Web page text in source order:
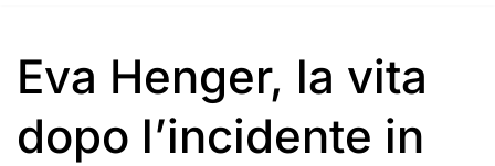
Eva Henger, la vita
dopo l’incidente in